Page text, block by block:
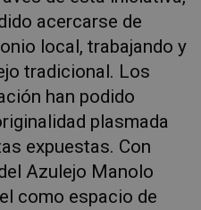
acercarse de
local, trabajando y
tradicional. Los
han podido
plasmada
expuestas. Con
Azulejo Manolo
como espacio de